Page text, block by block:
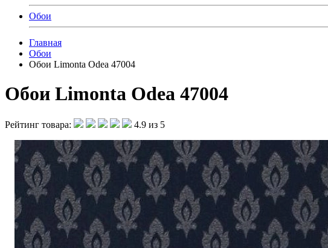
Обои
Главная
Обои
Обои Limonta Odea 47004
Обои Limonta Odea 47004
Рейтинг товара: 4.9 из 5